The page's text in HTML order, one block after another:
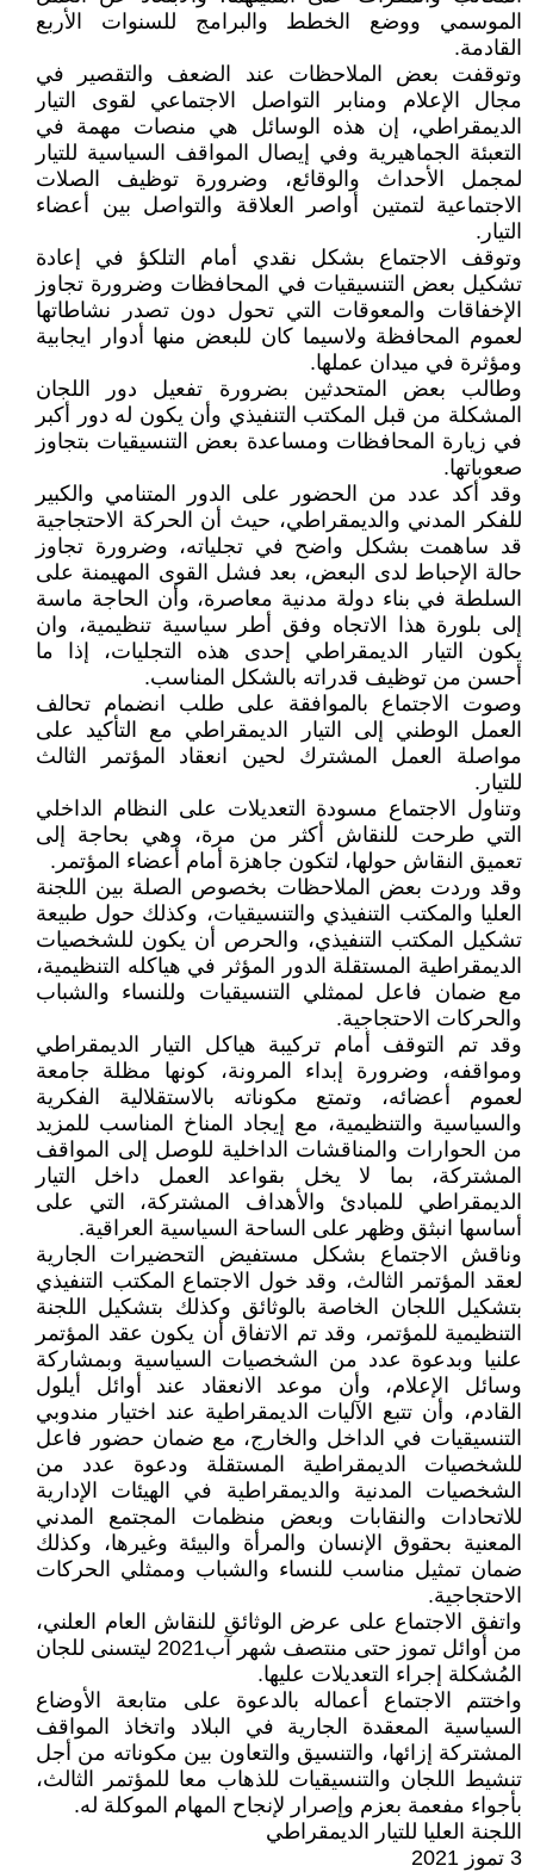
الموسمي ووضع الخطط والبرامج للسنوات الأربع
القادمة.
وتوقفت بعض الملاحظات عند الضعف والتقصير في
مجال الإعلام ومنابر التواصل الاجتماعي لقوى التيار
الديمقراطي، إن هذه الوسائل هي منصات مهمة في
التعبئة الجماهيرية وفي إيصال المواقف السياسية للتيار
لمجمل الأحداث والوقائع، وضرورة توظيف الصلات
الاجتماعية لتمتين أواصر العلاقة والتواصل بين أعضاء
التيار.
وتوقف الاجتماع بشكل نقدي أمام التلكؤ في إعادة
تشكيل بعض التنسيقيات في المحافظات وضرورة تجاوز
الإخفاقات والمعوقات التي تحول دون تصدر نشاطاتها
لعموم المحافظة ولاسيما كان للبعض منها أدوار ايجابية
ومؤثرة في ميدان عملها.
وطالب بعض المتحدثين بضرورة تفعيل دور اللجان
المشكلة من قبل المكتب التنفيذي وأن يكون له دور أكبر
في زيارة المحافظات ومساعدة بعض التنسيقيات بتجاوز
صعوباتها.
وقد أكد عدد من الحضور على الدور المتنامي والكبير
للفكر المدني والديمقراطي، حيث أن الحركة الاحتجاجية
قد ساهمت بشكل واضح في تجلياته، وضرورة تجاوز
حالة الإحباط لدى البعض، بعد فشل القوى المهيمنة على
السلطة في بناء دولة مدنية معاصرة، وأن الحاجة ماسة
إلى بلورة هذا الاتجاه وفق أطر سياسية تنظيمية، وان
يكون التيار الديمقراطي إحدى هذه التجليات، إذا ما
أحسن من توظيف قدراته بالشكل المناسب.
وصوت الاجتماع بالموافقة على طلب انضمام تحالف
العمل الوطني إلى التيار الديمقراطي مع التأكيد على
مواصلة العمل المشترك لحين انعقاد المؤتمر الثالث
للتيار.
وتناول الاجتماع مسودة التعديلات على النظام الداخلي
التي طرحت للنقاش أكثر من مرة، وهي بحاجة إلى
تعميق النقاش حولها، لتكون جاهزة أمام أعضاء المؤتمر.
وقد وردت بعض الملاحظات بخصوص الصلة بين اللجنة
العليا والمكتب التنفيذي والتنسيقيات، وكذلك حول طبيعة
تشكيل المكتب التنفيذي، والحرص أن يكون للشخصيات
الديمقراطية المستقلة الدور المؤثر في هياكله التنظيمية،
مع ضمان فاعل لممثلي التنسيقيات وللنساء والشباب
والحركات الاحتجاجية.
وقد تم التوقف أمام تركيبة هياكل التيار الديمقراطي
ومواقفه، وضرورة إبداء المرونة، كونها مظلة جامعة
لعموم أعضائه، وتمتع مكوناته بالاستقلالية الفكرية
والسياسية والتنظيمية، مع إيجاد المناخ المناسب للمزيد
من الحوارات والمناقشات الداخلية للوصل إلى المواقف
المشتركة، بما لا يخل بقواعد العمل داخل التيار
الديمقراطي للمبادئ والأهداف المشتركة، التي على
أساسها انبثق وظهر على الساحة السياسية العراقية.
وناقش الاجتماع بشكل مستفيض التحضيرات الجارية
لعقد المؤتمر الثالث، وقد خول الاجتماع المكتب التنفيذي
بتشكيل اللجان الخاصة بالوثائق وكذلك بتشكيل اللجنة
التنظيمية للمؤتمر، وقد تم الاتفاق أن يكون عقد المؤتمر
علنيا وبدعوة عدد من الشخصيات السياسية وبمشاركة
وسائل الإعلام، وأن موعد الانعقاد عند أوائل أيلول
القادم، وأن تتبع الآليات الديمقراطية عند اختيار مندوبي
التنسيقيات في الداخل والخارج، مع ضمان حضور فاعل
للشخصيات الديمقراطية المستقلة ودعوة عدد من
الشخصيات المدنية والديمقراطية في الهيئات الإدارية
للاتحادات والنقابات وبعض منظمات المجتمع المدني
المعنية بحقوق الإنسان والمرأة والبيئة وغيرها، وكذلك
ضمان تمثيل مناسب للنساء والشباب وممثلي الحركات
الاحتجاجية.
واتفق الاجتماع على عرض الوثائق للنقاش العام العلني،
من أوائل تموز حتى منتصف شهر آب2021 ليتسنى للجان
المُشكلة إجراء التعديلات عليها.
واختتم الاجتماع أعماله بالدعوة على متابعة الأوضاع
السياسية المعقدة الجارية في البلاد واتخاذ المواقف
المشتركة إزائها، والتنسيق والتعاون بين مكوناته من أجل
تنشيط اللجان والتنسيقيات للذهاب معا للمؤتمر الثالث،
بأجواء مفعمة بعزم وإصرار لإنجاح المهام الموكلة له.
اللجنة العليا للتيار الديمقراطي
3 تموز 2021